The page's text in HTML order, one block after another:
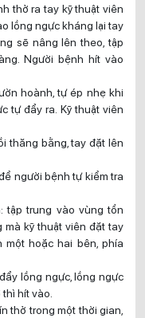
thở ra tay kỹ thuật viên
lồng ngực kháng lại tay
sẽ nâng lên theo, tập
Người bệnh hít vào
hoành, tự ép nhẹ khi
tự đẩy ra. Kỹ thuật viên
thăng bằng, tay đặt lên
người bệnh tự kiểm tra
tập trung vào vùng tổn
kỹ thuật viên đặt tay
một hoặc hai bên, phía
lồng ngực, lồng ngực
hít vào.
thở trong một thời gian,